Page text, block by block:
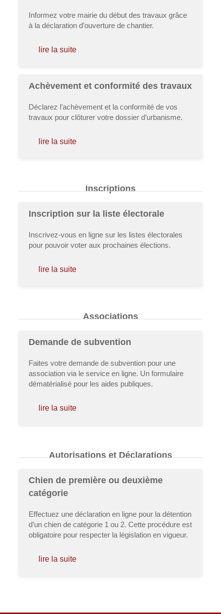
Informez votre mairie du début des travaux grâce
à la déclaration d’ouverture de chantier.
lire la suite
Achèvement et conformité des travaux
Déclarez l’achèvement et la conformité de vos
travaux pour clôturer votre dossier d’urbanisme.
lire la suite
Inscriptions
Inscription sur la liste électorale
Inscrivez-vous en ligne sur les listes électorales
pour pouvoir voter aux prochaines élections.
lire la suite
Associations
Demande de subvention
Faites votre demande de subvention pour une
association via le service en ligne. Un formulaire
dématérialisé pour les aides publiques.
lire la suite
Autorisations et Déclarations
Chien de première ou deuxième
catégorie
Effectuez une déclaration en ligne pour la détention
d’un chien de catégorie 1 ou 2. Cette procédure est
obligatoire pour respecter la législation en vigueur.
lire la suite